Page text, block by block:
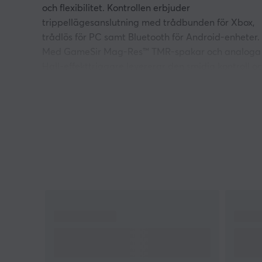
och flexibilitet. Kontrollen erbjuder
trippellägesanslutning med trådbunden för Xbox,
trådlös för PC samt Bluetooth för Android-enheter.